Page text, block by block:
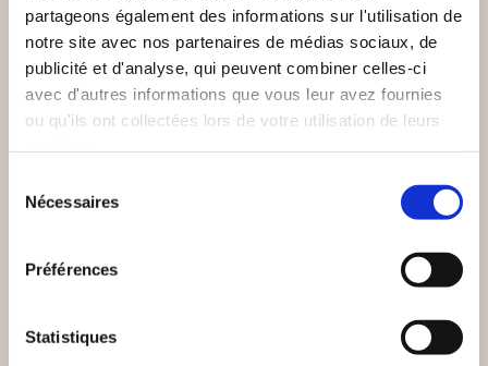
partageons également des informations sur l'utilisation de
notre site avec nos partenaires de médias sociaux, de
publicité et d'analyse, qui peuvent combiner celles-ci
avec d'autres informations que vous leur avez fournies
ou qu'ils ont collectées lors de votre utilisation de leurs
Nécessaires
Préférences
Statistiques
LE MARCHÉ DE
(0 avis)
1951-1955 : 92 RUE
SAINT-JULIEN